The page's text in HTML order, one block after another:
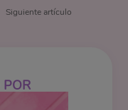
Siguiente artículo
POR